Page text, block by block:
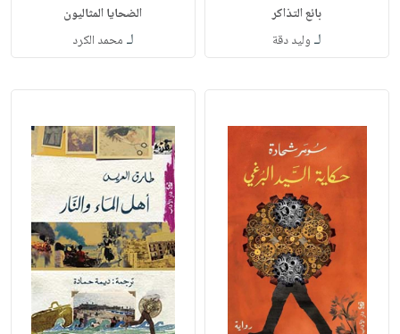
بائع التذاكر
لـ وليد دقة
الضحايا المثاليون
لـ محمد الكرد